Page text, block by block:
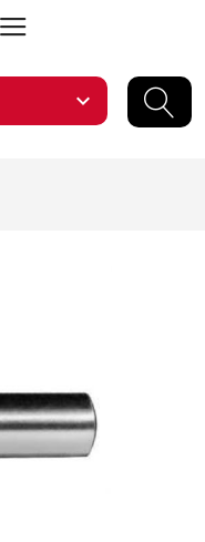
expand_more